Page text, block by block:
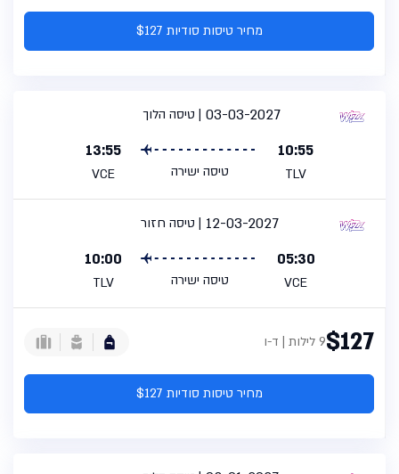
מחיר טיסות סודיות $127
טיסה הלוך
03-03-2027
10:55
TLV טיסה ישירה
13:55
VCE
טיסה חזור
12-03-2027
05:30
VCE טיסה ישירה
10:00
TLV
$1279 לילות | ד-ו
מחיר טיסות סודיות $127